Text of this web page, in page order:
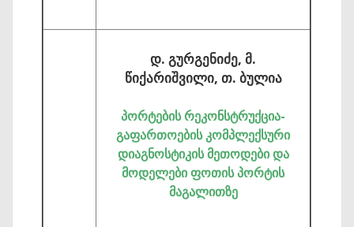
დ. გურგენიძე, მ.
წიქარიშვილი, თ. ბულია
პორტების რეკონსტრუქცია-
გაფართოების კომპლექსური
დიაგნოსტიკის მეთოდები და
მოდელები ფოთის პორტის
მაგალითზე